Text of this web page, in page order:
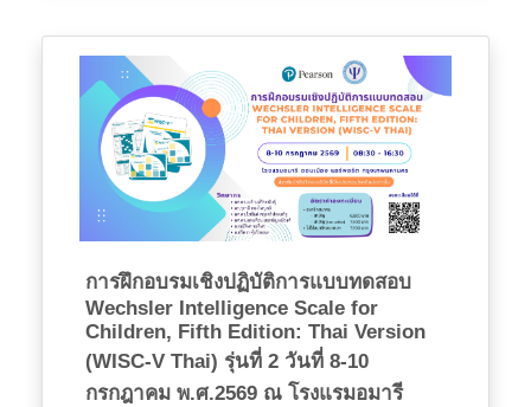
การฝึกอบรมเชิงปฏิบัติการแบบทดสอบ
Wechsler Intelligence Scale for
Children, Fifth Edition: Thai Version
(WISC-V Thai) รุ่นที่ 2 วันที่ 8-10
กรกฎาคม พ.ศ.2569 ณ โรงแรมอมารี